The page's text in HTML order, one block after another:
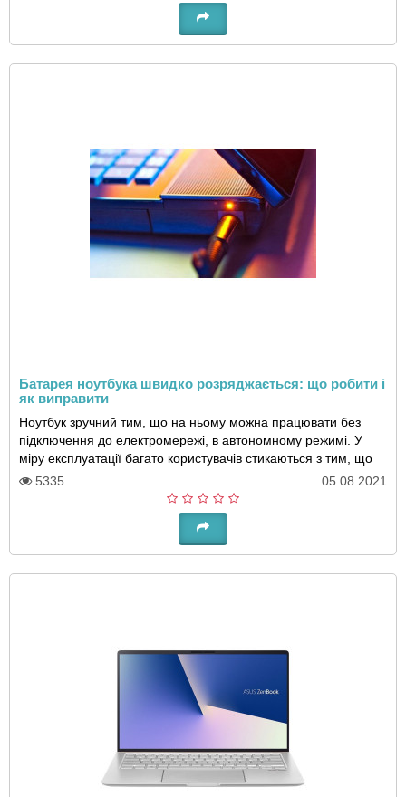
Батарея ноутбука швидко розряджається: що робити і
як виправити
Ноутбук зручний тим, що на ньому можна працювати без
підключення до електромережі, в автономному режимі. У
міру експлуатації багато користувачів стикаються з тим, що
акумулятор розряджається стрімко, ..
5335 05.08.2021